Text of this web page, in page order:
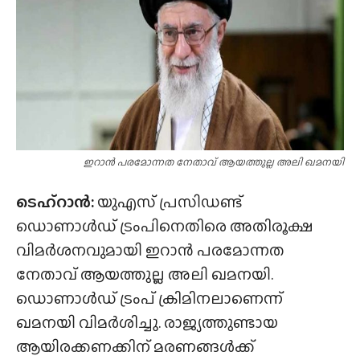
ഇറാൻ പരമോന്നത നേതാവ് ആയത്തുല്ല അലി ഖമനയി
ടെഹ്‌റാൻ:യുഎസ് പ്രസിഡണ്ട്
ഡൊണാൾഡ് ട്രംപിനെതിരെ അതിരൂക്ഷ
വിമർശനവുമായി ഇറാൻ പരമോന്നത
നേതാവ് ആയത്തുല്ല അലി ഖമനയി.
ഡൊണാൾഡ് ട്രംപ് ക്രിമിനലാണെന്ന്
ഖമനയി വിമർശിച്ചു. രാജ്യത്തുണ്ടായ
ആയിരക്കണക്കിന് മരണങ്ങൾക്ക്